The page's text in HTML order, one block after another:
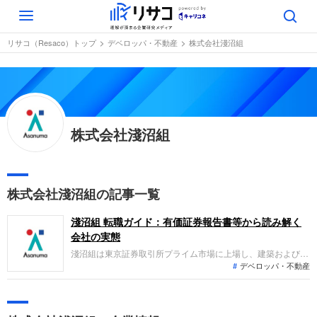
Toggle
navigation
リサコ（Resaco）トップ デベロッパ・不動産 株式会社淺沼組
株式会社淺沼組
株式会社淺沼組の記事一覧
淺沼組 転職ガイド：有価証券報告書等から読み解く
会社の実態
淺沼組は東京証券取引所プライム市場に上場し、建築および土
木を主体とする総合建設業を展開する企業です。国内外で公共
施設から民間施設まで幅広い建設事業を手掛けるほか、不動産
デベロッパ・不動産